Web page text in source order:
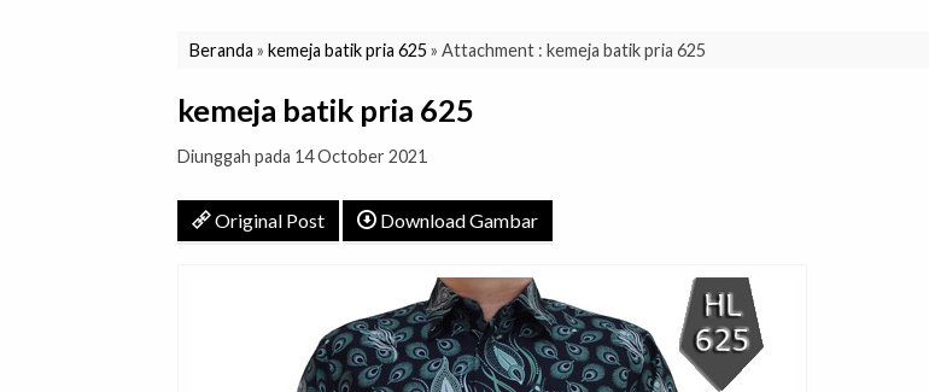
Beranda » kemeja batik pria 625 » Attachment : kemeja batik pria 625
kemeja batik pria 625
Diunggah pada 14 October 2021
Original Post Download Gambar